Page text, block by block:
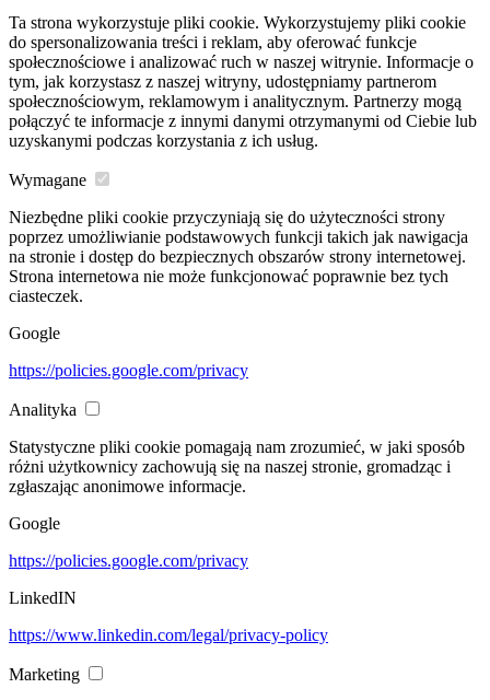
Ta strona wykorzystuje pliki cookie. Wykorzystujemy pliki cookie
do spersonalizowania treści i reklam, aby oferować funkcje
społecznościowe i analizować ruch w naszej witrynie. Informacje o
tym, jak korzystasz z naszej witryny, udostępniamy partnerom
społecznościowym, reklamowym i analitycznym. Partnerzy mogą
połączyć te informacje z innymi danymi otrzymanymi od Ciebie lub
uzyskanymi podczas korzystania z ich usług.
Wymagane
Niezbędne pliki cookie przyczyniają się do użyteczności strony
poprzez umożliwianie podstawowych funkcji takich jak nawigacja
na stronie i dostęp do bezpiecznych obszarów strony internetowej.
Strona internetowa nie może funkcjonować poprawnie bez tych
ciasteczek.
Google
https://policies.google.com/privacy
Analityka
Statystyczne pliki cookie pomagają nam zrozumieć, w jaki sposób
różni użytkownicy zachowują się na naszej stronie, gromadząc i
zgłaszając anonimowe informacje.
Google
https://policies.google.com/privacy
LinkedIN
https://www.linkedin.com/legal/privacy-policy
Marketing